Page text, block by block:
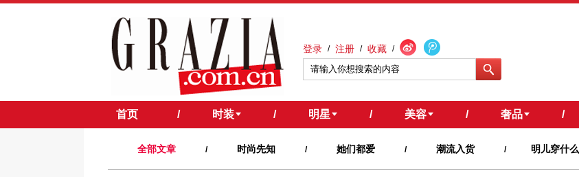
登录 / 注册 / 收藏 /
首页 / 时装 / 明星 / 美容 / 奢品 /
全部文章 / 时尚先知 / 她们都爱 / 潮流入货 / 明儿穿什么